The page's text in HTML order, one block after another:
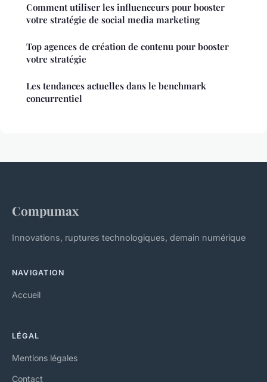
Comment utiliser les influenceurs pour booster
votre stratégie de social media marketing
Top agences de création de contenu pour booster
votre stratégie
Les tendances actuelles dans le benchmark
concurrentiel
Compumax
Innovations, ruptures technologiques, demain numérique
NAVIGATION
Accueil
LÉGAL
Mentions légales
Contact